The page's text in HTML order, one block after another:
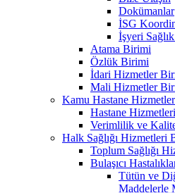
Dokümanlar
İSG
İşyeri
Atama Birimi
Özlük Birimi
İdari Hizmetler
Mali Hizmetler
Kamu Hastane
Hastane
Verimlilik ve
Halk Sağlığı Hizmetleri
Toplum Sağlığı
Bulaşıcı
Tütün ve
Maddelerle